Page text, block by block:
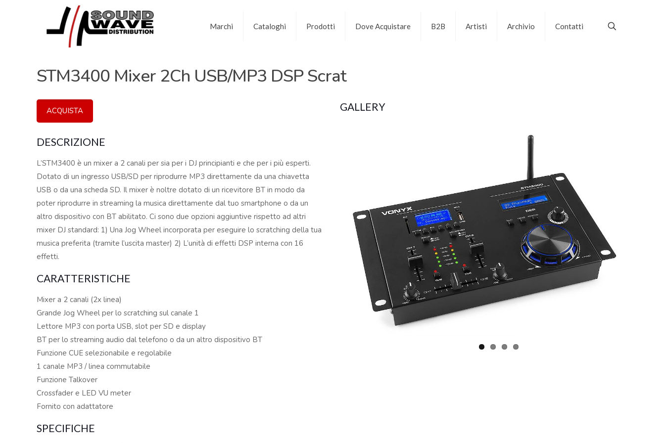
Marchi Cataloghi Prodotti Dove Acquistare B2B Artisti Archivio Contatti
STM3400 Mixer 2Ch USB/MP3 DSP Scrat
ACQUISTA
DESCRIZIONE
L’STM3400 è un mixer a 2 canali per sia per i DJ principianti e che per i più esperti.
Dotato di un ingresso USB/SD per riprodurre MP3 direttamente da una chiavetta
USB o da una scheda SD. Il mixer è noltre dotato di un ricevitore BT in modo da
poter riprodurre in streaming la musica direttamente dal tuo smartphone o da un
altro dispositivo con BT abilitato. Ci sono due opzioni aggiuntive rispetto ad altri
mixer DJ standard: 1) Una Jog Wheel incorporata per eseguire lo scratching della tua
musica preferita (tramite l’uscita master) 2) L’unità di effetti DSP interna con 16
effetti.
CARATTERISTICHE
Mixer a 2 canali (2x linea)
Grande Jog Wheel per lo scratching sul canale 1
Lettore MP3 con porta USB, slot per SD e display
BT per lo streaming audio dal telefono o da un altro dispositivo BT
Funzione CUE selezionabile e regolabile
1 canale MP3 / linea commutabile
Funzione Talkover
Crossfader e LED VU meter
Fornito con adattatore
SPECIFICHE
GALLERY